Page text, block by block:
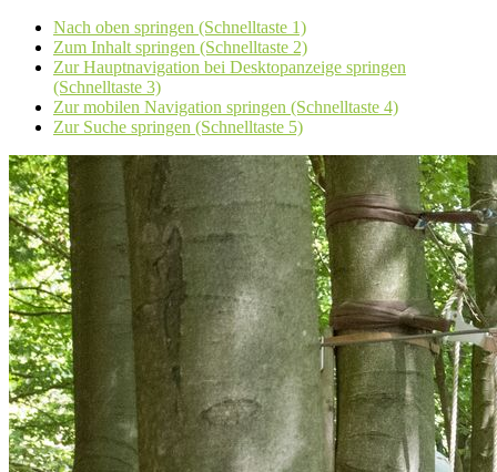
Nach oben springen (Schnelltaste 1)
Zum Inhalt springen (Schnelltaste 2)
Zur Hauptnavigation bei Desktopanzeige springen
(Schnelltaste 3)
Zur mobilen Navigation springen (Schnelltaste 4)
Zur Suche springen (Schnelltaste 5)